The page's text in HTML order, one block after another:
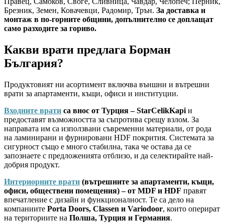
Брезник, Земен, Ковачевци, Радомир, Трън. За доставка и
монтаж в по-горните общини, допълнително се доплащат
само разходите за гориво.
Какви врати предлага Борман
България?
Продуктовият ни асортимент включва външни и вътрешни
врати за апартаменти, къщи, офиси и институции.
Входните врати са внос от Турция – StarCelikKapi и
предоставят възможността за съпротива срещу взлом. За
направата им са използвани съвременни материали, от рода
на ламинирани и фурнировани HDF покрития. Системата за
сигурност също е много стабилна, така че остава да се
запознаете с предложенията отблизо, и да селектирайте най-
добрия продукт.
Интериорните врати (вътрешните за апартаменти, къщи,
офиси, обществени помещения) – от MDF и HDF правят
впечатление с дизайн и функционалност. Те са дело на
компаниите Porta Doors, Classen и Variodoor, които оперират
на териториите на Полша, Турция и Германия.